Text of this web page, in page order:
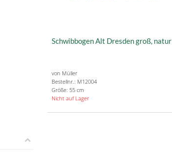
Schwibbogen Alt Dresden groß, natur
von Müller
Bestellnr.: M12004
Größe: 55 cm
Nicht auf Lager